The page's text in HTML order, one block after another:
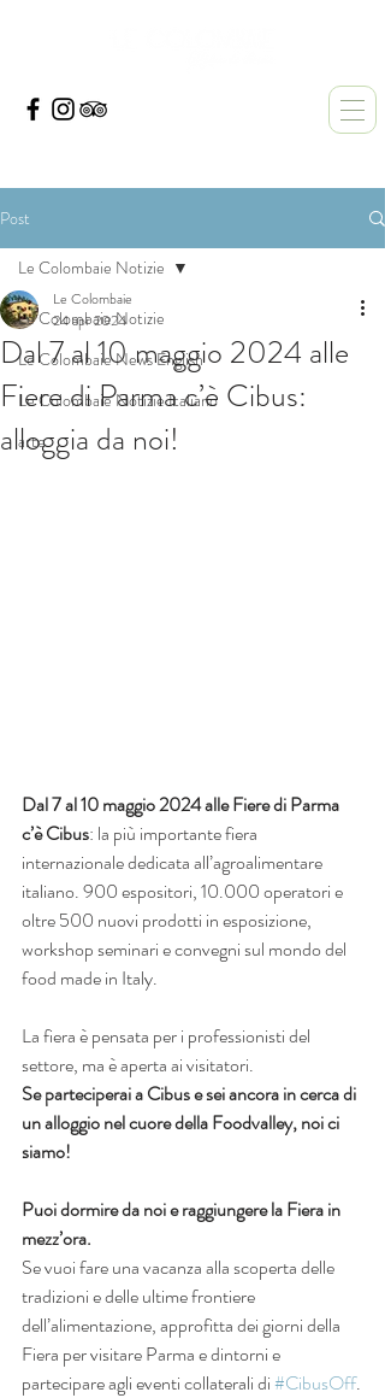
Post
Le Colombaie Notizie
Le Colombaie News English
Le Colombaie Notizie Italiano
arte
Le Colombaie Notizie
Dal 7 al 10 maggio 2024 alle
Fiere di Parma c’è Cibus:
alloggia da noi!
Le Colombaie
24 apr 2024
Dal 7 al 10 maggio 2024 alle Fiere di Parma
c’è Cibus: la più importante fiera
internazionale dedicata all’agroalimentare
italiano. 900 espositori, 10.000 operatori e
oltre 500 nuovi prodotti in esposizione,
workshop seminari e convegni sul mondo del
food made in Italy.
La fiera è pensata per i professionisti del
settore, ma è aperta ai visitatori.
Se parteciperai a Cibus e sei ancora in cerca di
un alloggio nel cuore della Foodvalley, noi ci
siamo!
Puoi dormire da noi e raggiungere la Fiera in
mezz’ora.
Se vuoi fare una vacanza alla scoperta delle
tradizioni e delle ultime frontiere
dell’alimentazione, approfitta dei giorni della
Fiera per visitare Parma e dintorni e
partecipare agli eventi collaterali di #CibusOff.